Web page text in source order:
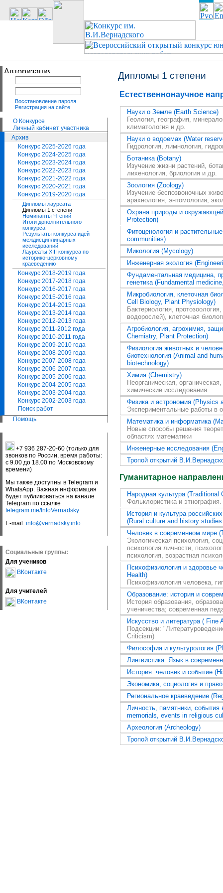
Восстановление пароля
Регистрация на сайте
О Конкурсе
Личный кабинет участника
Архив
Конкурс 2025-2026 года
Конкурс 2024-2025 года
Конкурс 2023-2024 года
Конкурс 2022-2023 года
Конкурс 2021-2022 года
Конкурс 2020-2021 года
Конкурс 2019-2020 года
Дипломы лауреата
Дипломы 1 степени
Номинанты Чтений
Итоги дополнительного
конкурса
Результаты конкурса идей
междисциплинарных
исследований
Лауреаты XIII конкурса по
историко-церковному
краеведению
Конкурс 2018-2019 года
Конкурс 2017-2018 года
Конкурс 2016-2017 года
Конкурс 2015-2016 года
Конкурс 2014-2015 года
Конкурс 2013-2014 года
Конкурс 2012-2013 года
Конкурс 2011-2012 года
Конкурс 2010-2011 года
Конкурс 2009-2010 года
Конкурс 2008-2009 года
Конкурс 2007-2008 года
Конкурс 2006-2007 года
Конкурс 2005-2006 года
Конкурс 2004-2005 года
Конкурс 2003-2004 года
Конкурс 2002-2003 года
Поиск работ
Помощь
+7 936 287-20-60 (только для
звонков по России, время работы:
с 9.00 до 18.00 по Московскому
времени)
Мы также доступны в Telegram и
WhatsApp. Важная информация
будет публиковаться на канале
Telegram по ссылке
telegram.me/InfoVernadsky
E-mail: info@vernadsky.info
Социальные группы:
Для учеников
ВКонтакте
Для учителей
ВКонтакте
Дипломы 1 степени
Естественнонаучное
Науки о Земле (Earth Science)
Геология, география,
климатология и др.
Науки о водоемах (Water
Гидрология, лимнология,
Ботаника (Botany)
Изучение жизни растений,
лихенология, бриология и др.
Зоология (Zoology)
Изучение беспозвоночных
арахнология, энтомология,
Охрана природы и
Protection)
Фитоценология и
communities)
Микология (Mycology)
Инженерная экология
Фундаментальная медицина,
генетика (Fundamental
Микробиология, клеточная
Cell Biology, Plant Physiology)
Бактериология,
водорослей), клеточная
Агробиология, агрохимия,
Chemistry, Plant Protection)
Физиология животных и
биотехнология (Animal and
biotechnology)
Химия (Chemistry)
Неорганическая,
химические исследования
Физика и астрономия (Physics
Экспериментальные работы в
Математика и информатика
Новые способы решения
областях математики
Инженерные исследования
Тропой открытий
Гуманитарное
Народная культура (Traditional
Фольклористика и этнография.
История и культура
(Rural culture and history
Человек в современном мире
Экологическая психология,
психология личности,
психология, возрастная
Психофизиология и здоровье
Health)
Психофизиология человека,
Образование: история и
История образования,
ученичества; современная
Искусство и литература ( Fine
Подсекции:
Criticism)
Философия и культурология
Лингвистика. Язык в
История: человек и событие
Экономика, социология и
Региональное краеведение
Личность, памятники, события
memorials, events in religious
Археология (Archeology)
Тропой открытий